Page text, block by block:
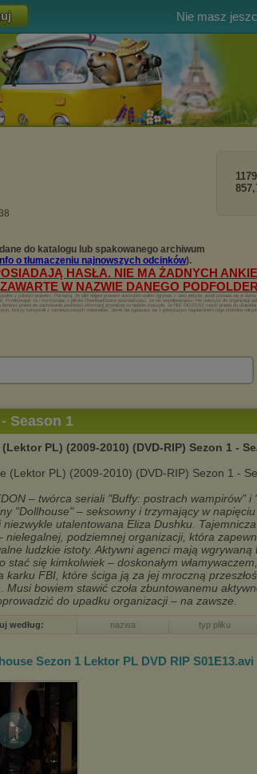
Nie masz
Season 1
PL) (2009-2010) (DVD-RIP) Sezon 1 -
– twórca seriali "Buffy: postrach wampirów" i
"Dollhouse" – seksowny i trzymający w
niezwykle utalentowana Eliza Dushku.
nielegalnej, podziemnej organizacji, która
ludzkie istoty. Aktywni agenci mają
stać się kimkolwiek – doskonałym
karku FBI, które ściga ją za jej mroczną
Musi bowiem stawić czoła zbuntowanemu
do upadku organizacji – na zawsze.
według: nazwa typ pliku
Sezon 1 Lektor PL DVD RIP S01E13.avi